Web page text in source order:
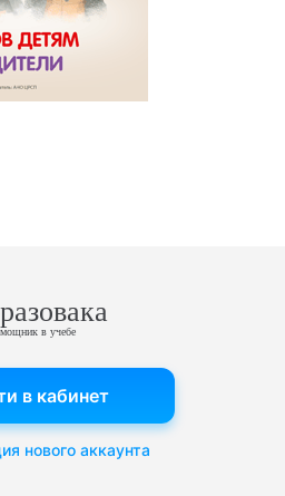
в учебе
в кабинет
нового аккаунта